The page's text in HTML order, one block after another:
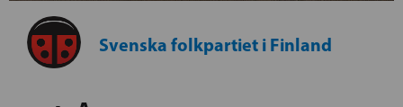
Svenska folkpartiet i Finland